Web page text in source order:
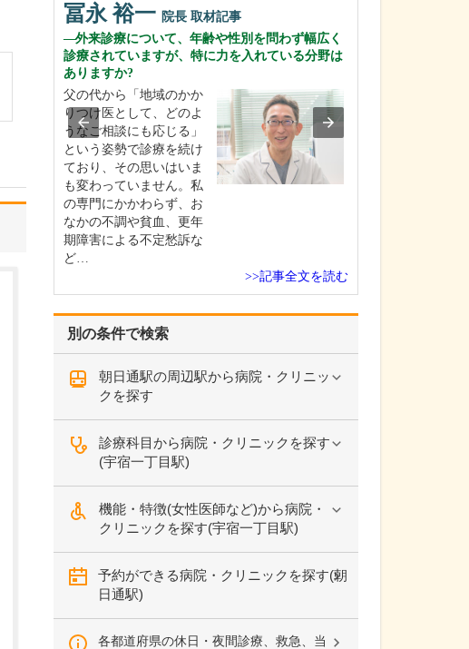
別の条件で検索
朝日通駅の周辺駅から病院・クリニッ
クを探す
診療科目から病院・クリニックを探す
(宇宿一丁目駅)
機能・特徴(女性医師など)から病院・
クリニックを探す(宇宿一丁目駅)
予約ができる病院・クリニックを探す(朝
日通駅)
各都道府県の休日・夜間診療、救急、当
冨永 裕一 院長 取材記事
外来診療について、年齢や性別を問わず幅広く
診療されていますが、特に力を入れている分野は
ありますか?
父の代から「地域のかか
りつけ医として、どのよ
うなご相談にも応じる」
という姿勢で診療を続け
ており、その思いはいま
も変わっていません。私
の専門にかかわらず、お
なかの不調や貧血、更年
期障害による不定愁訴な
ど…
>>記事全文を読む